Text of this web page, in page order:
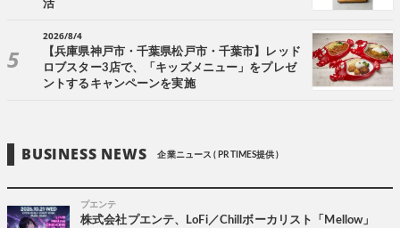
活
2026/8/4
【兵庫県神戸市・千葉県松戸市・千葉市】レッド
ロブスター3店で、「キッズメニュー」をプレゼ
ントするキャンペーンを実施
BUSINESS NEWS 企業ニュース ( PR TIMES提供 )
プエンテ
株式会社プエンテ、LoFi／Chillボーカリスト「Mellow」